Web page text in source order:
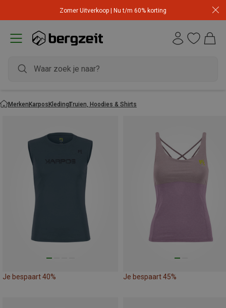
Zomer Uitverkoop | Nu t/m 60% korting
MerkenKarposKledingTruien, Hoodies & Shirts
Je bespaart 40% Je bespaart 45%